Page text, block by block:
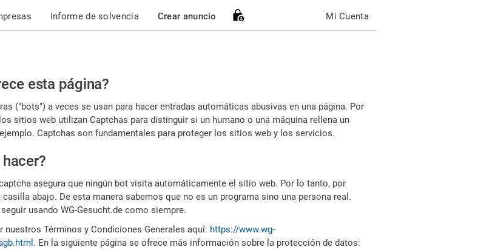
Informe de solvencia Crear anuncio Mi Cuenta
esta página?
("bots") a veces se usan para hacer entradas automáticas abusivas en una página. Por
sitios web utilizan Captchas para distinguir si un humano o una máquina rellena un
Captchas son fundamentales para proteger los sitios web y los servicios.
asegura que ningún bot visita automáticamente el sitio web. Por lo tanto, por
abajo. De esta manera sabemos que no es un programa sino una persona real.
usando WG-Gesucht.de como siempre.
nuestros Términos y Condiciones Generales aquí: https://www.wg-
. En la siguiente página se ofrece más información sobre la protección de datos: